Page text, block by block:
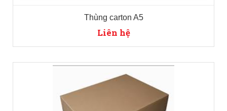
Thùng carton A5
Liên hệ